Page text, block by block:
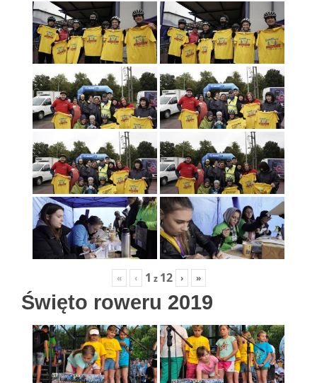
« ‹ 1 z 12 › »
Święto roweru 2019